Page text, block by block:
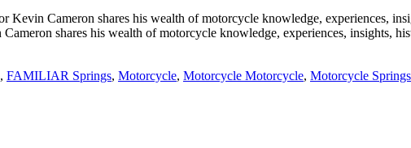
Cameron shares his wealth of motorcycle knowledge, experiences,
shares his wealth of motorcycle knowledge, experiences,
, FAMILIAR Springs, Motorcycle, Motorcycle Motorcycle, Motorcycle Springs